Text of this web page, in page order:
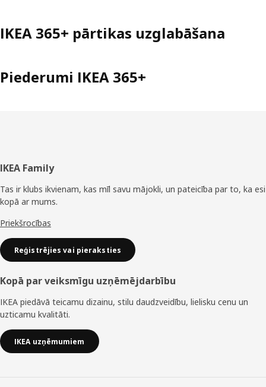
IKEA 365+ pārtikas uzglabāšana
Piederumi IKEA 365+
Kājene
IKEA Family
Tas ir klubs ikvienam, kas mīl savu mājokli, un pateicība par to, ka esi
kopā ar mums.
Priekšrocības
Reģistrējies vai pieraksties
Kopā par veiksmīgu uzņēmējdarbību
IKEA piedāvā teicamu dizainu, stilu daudzveidību, lielisku cenu un
uzticamu kvalitāti.
IKEA uzņēmumiem